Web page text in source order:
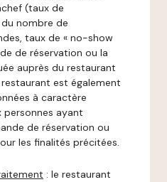
(taux de
nombre de
taux de « no-show
de réservation ou la
auprès du restaurant
est également
à caractère
personnes ayant
de réservation ou
les finalités précitées.
: le restaurant